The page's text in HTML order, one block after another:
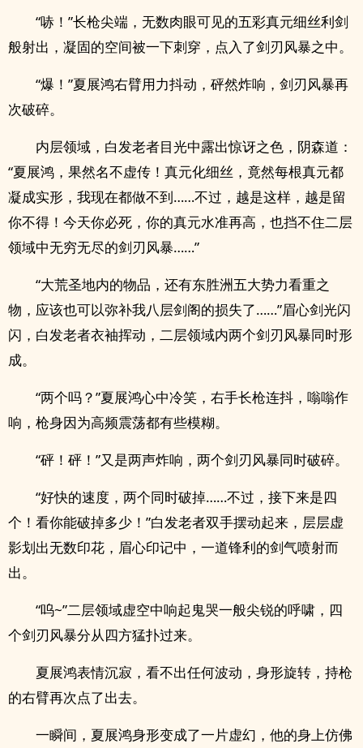
“哧！”长枪尖端，无数肉眼可见的五彩真元细丝利剑
般射出，凝固的空间被一下刺穿，点入了剑刃风暴之中。
“爆！”夏展鸿右臂用力抖动，砰然炸响，剑刃风暴再
次破碎。
内层领域，白发老者目光中露出惊讶之色，阴森道：
“夏展鸿，果然名不虚传！真元化细丝，竟然每根真元都
凝成实形，我现在都做不到……不过，越是这样，越是留
你不得！今天你必死，你的真元水准再高，也挡不住二层
领域中无穷无尽的剑刃风暴……”
“大荒圣地内的物品，还有东胜洲五大势力看重之
物，应该也可以弥补我八层剑阁的损失了……”眉心剑光闪
闪，白发老者衣袖挥动，二层领域内两个剑刃风暴同时形
成。
“两个吗？”夏展鸿心中冷笑，右手长枪连抖，嗡嗡作
响，枪身因为高频震荡都有些模糊。
“砰！砰！”又是两声炸响，两个剑刃风暴同时破碎。
“好快的速度，两个同时破掉……不过，接下来是四
个！看你能破掉多少！”白发老者双手摆动起来，层层虚
影划出无数印花，眉心印记中，一道锋利的剑气喷射而
出。
“呜~”二层领域虚空中响起鬼哭一般尖锐的呼啸，四
个剑刃风暴分从四方猛扑过来。
夏展鸿表情沉寂，看不出任何波动，身形旋转，持枪
的右臂再次点了出去。
一瞬间，夏展鸿身形变成了一片虚幻，他的身上仿佛